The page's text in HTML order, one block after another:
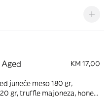
Aged
KM 17,00
juneće meso 180 gr,
gr, truffle majoneza, honey